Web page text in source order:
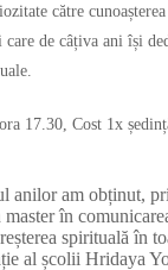
către
de câțiva ani își
17.30, Cost 1x
anilor am obținut,
în
spirituală în
al școlii Hridaya